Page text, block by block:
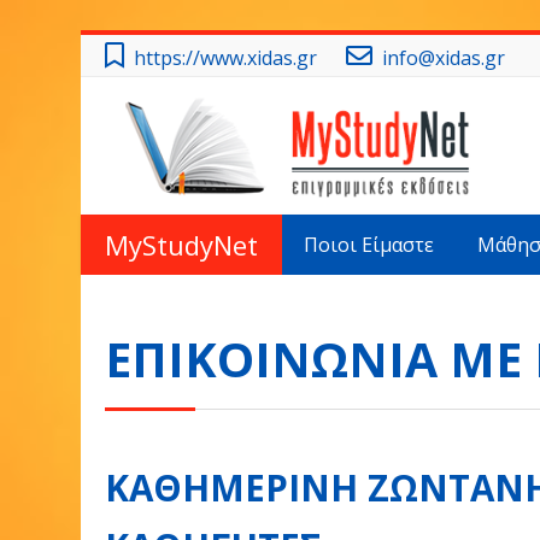
Μετάβαση
https://www.xidas.gr info@xidas.gr
MyStudyNet Ποιοι Είμαστε
ΕΠΙΚΟΙΝΩΝΙΑ
ΚΑΘΗΜΕΡΙΝΗ